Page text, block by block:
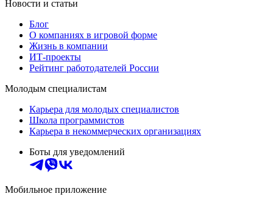
Новости и статьи
Блог
О компаниях в игровой форме
Жизнь в компании
ИТ-проекты
Рейтинг работодателей России
Молодым специалистам
Карьера для молодых специалистов
Школа программистов
Карьера в некоммерческих организациях
Боты для уведомлений
Мобильное приложение